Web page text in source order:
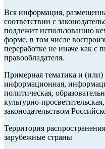
Вся информация,
соответствии с
подлежит использованию
форме, в том числе
переработке не иначе как с
правообладателя.
Примерная тематика и (или)
информационная,
политическая,
культурно-
законодательством
Территория
зарубежные страны